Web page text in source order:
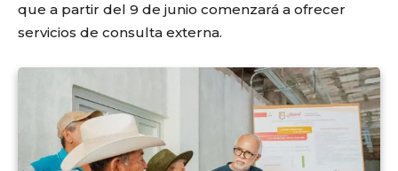
que a partir del 9 de junio comenzará a ofrecer
servicios de consulta externa.